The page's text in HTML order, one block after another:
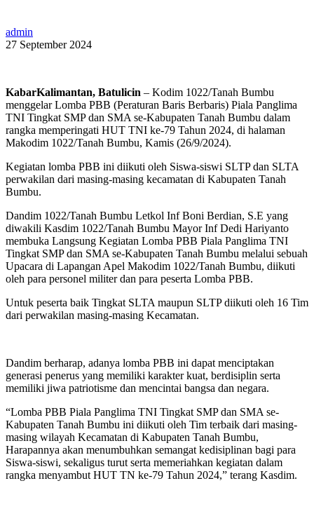
admin
27 September 2024
KabarKalimantan, Batulicin – Kodim 1022/Tanah Bumbu
menggelar Lomba PBB (Peraturan Baris Berbaris) Piala Panglima
TNI Tingkat SMP dan SMA se-Kabupaten Tanah Bumbu dalam
rangka memperingati HUT TNI ke-79 Tahun 2024, di halaman
Makodim 1022/Tanah Bumbu, Kamis (26/9/2024).
Kegiatan lomba PBB ini diikuti oleh Siswa-siswi SLTP dan SLTA
perwakilan dari masing-masing kecamatan di Kabupaten Tanah
Bumbu.
Dandim 1022/Tanah Bumbu Letkol Inf Boni Berdian, S.E yang
diwakili Kasdim 1022/Tanah Bumbu Mayor Inf Dedi Hariyanto
membuka Langsung Kegiatan Lomba PBB Piala Panglima TNI
Tingkat SMP dan SMA se-Kabupaten Tanah Bumbu melalui sebuah
Upacara di Lapangan Apel Makodim 1022/Tanah Bumbu, diikuti
oleh para personel militer dan para peserta Lomba PBB.
Untuk peserta baik Tingkat SLTA maupun SLTP diikuti oleh 16 Tim
dari perwakilan masing-masing Kecamatan.
Dandim berharap, adanya lomba PBB ini dapat menciptakan
generasi penerus yang memiliki karakter kuat, berdisiplin serta
memiliki jiwa patriotisme dan mencintai bangsa dan negara.
“Lomba PBB Piala Panglima TNI Tingkat SMP dan SMA se-
Kabupaten Tanah Bumbu ini diikuti oleh Tim terbaik dari masing-
masing wilayah Kecamatan di Kabupaten Tanah Bumbu,
Harapannya akan menumbuhkan semangat kedisiplinan bagi para
Siswa-siswi, sekaligus turut serta memeriahkan kegiatan dalam
rangka menyambut HUT TN ke-79 Tahun 2024,” terang Kasdim.